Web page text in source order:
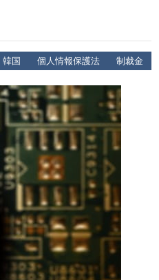
韓国 個人情報保護法 制裁金